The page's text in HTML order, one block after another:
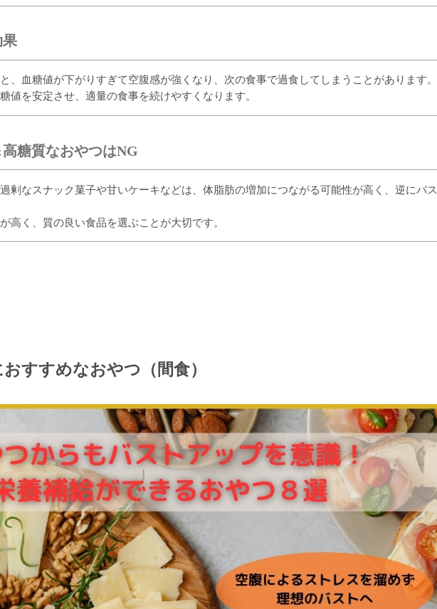
、血糖値が下がりすぎて空腹感が強くなり、次の食事で過食してしまうことがあります。
値を安定させ、適量の食事を続けやすくなります。
糖質なおやつはNG
剰なスナック菓子や甘いケーキなどは、体脂肪の増加につながる可能性が高く、逆にバス
高く、質の良い食品を選ぶことが大切です。
すすめなおやつ（間食）